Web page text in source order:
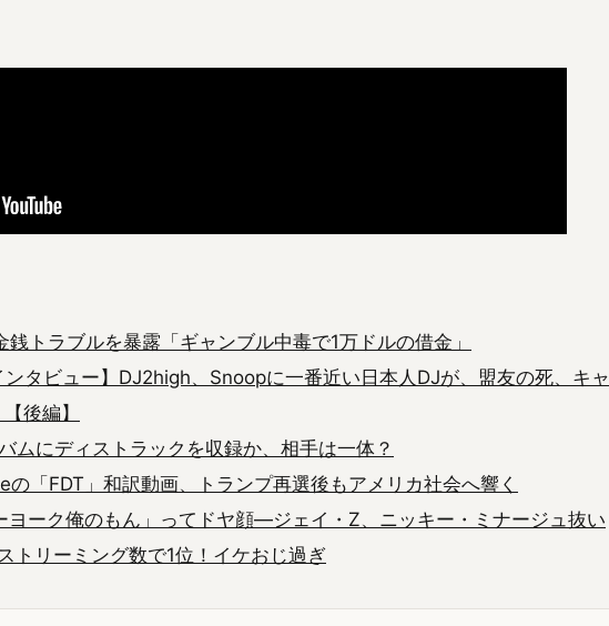
トラブルを暴露「ギャンブル中毒で1万ドルの借金」
ンタビュー】DJ2high、Snoopに一番近い日本人DJが、盟友の死、キャ
後編】
ムにディストラックを収録か、相手は一体？
「FDT」和訳動画、トランプ再選後もアメリカ社会へ響く
ヨーク俺のもん」ってドヤ顔—ジェイ・Z、ニッキー・ミナージュ抜い
トリーミング数で1位！イケおじ過ぎ